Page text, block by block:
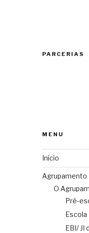
PARCERIAS
MENU
Início
Agrupamento
O
Pré-
Escola
EBI/ JI